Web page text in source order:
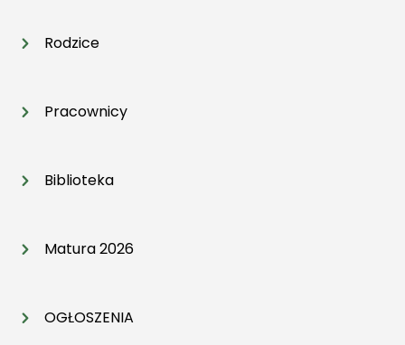
Rodzice
Pracownicy
Biblioteka
Matura 2026
OGŁOSZENIA